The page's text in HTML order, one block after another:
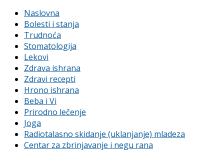
Naslovna
Bolesti i stanja
Trudnoća
Stomatologija
Lekovi
Zdrava ishrana
Zdravi recepti
Hrono ishrana
Beba i Vi
Prirodno lečenje
Joga
Radiotalasno skidanje (uklanjanje) mladeza
Centar za zbrinjavanje i negu rana